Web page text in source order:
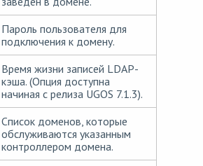
Пароль пользователя для
подключения к домену.
Время жизни записей LDAP-
кэша. (Опция доступна
начиная с релиза UGOS 7.1.3).
Список доменов, которые
обслуживаются указанным
контроллером домена.